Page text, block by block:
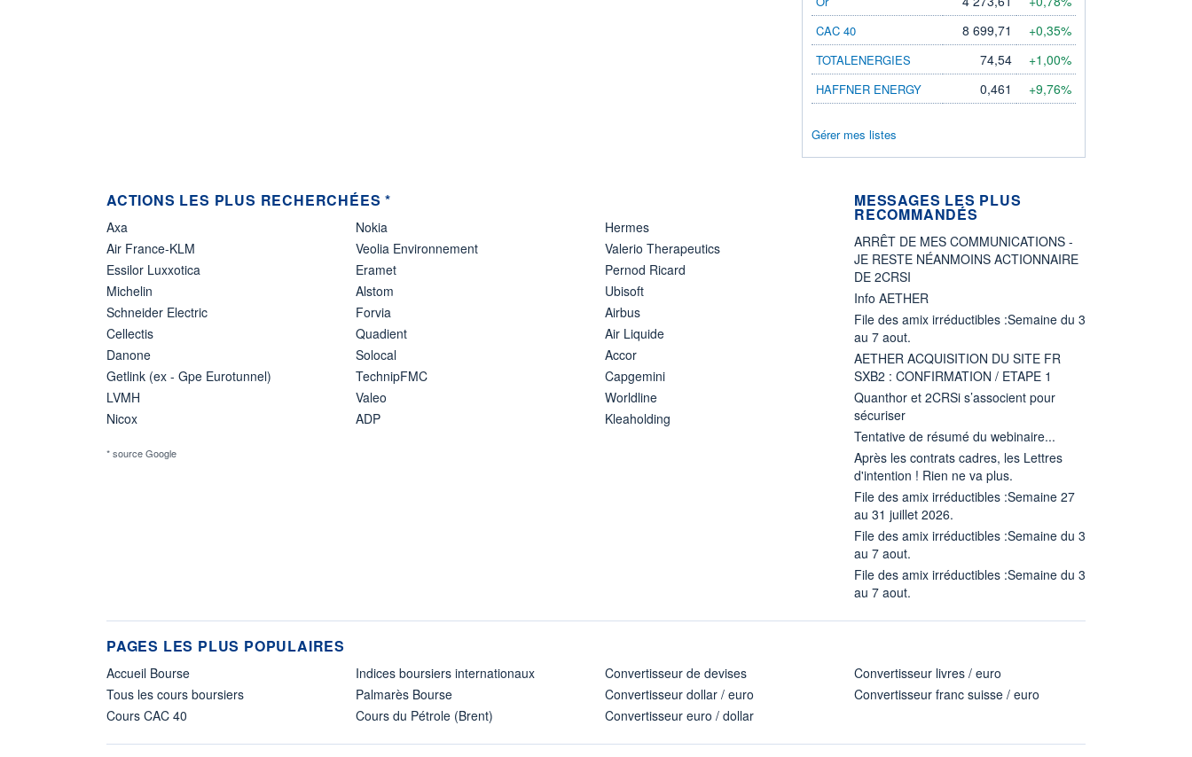
CAC 40 8 699,71 +0,35%
TOTALENERGIES 74,54 +1,00%
HAFFNER ENERGY 0,461 +9,76%
Gérer mes listes
ACTIONS LES PLUS RECHERCHÉES *
Axa
Air France-KLM
Essilor Luxxotica
Michelin
Schneider Electric
Cellectis
Danone
Getlink (ex - Gpe Eurotunnel)
LVMH
Nicox
Nokia
Veolia Environnement
Eramet
Alstom
Forvia
Quadient
Solocal
TechnipFMC
Valeo
ADP
Hermes
Valerio Therapeutics
Pernod Ricard
Ubisoft
Airbus
Air Liquide
Accor
Capgemini
Worldline
Kleaholding
* source Google
MESSAGES LES PLUS
RECOMMANDÉS
ARRÊT DE MES COMMUNICATIONS -
JE RESTE NÉANMOINS ACTIONNAIRE
DE 2CRSI
Info AETHER
File des amix irréductibles :Semaine du 3
au 7 aout.
AETHER ACQUISITION DU SITE FR
SXB2 : CONFIRMATION / ETAPE 1
Quanthor et 2CRSi s’associent pour
sécuriser
Tentative de résumé du webinaire...
Après les contrats cadres, les Lettres
d'intention ! Rien ne va plus.
File des amix irréductibles :Semaine 27
au 31 juillet 2026.
File des amix irréductibles :Semaine du 3
au 7 aout.
File des amix irréductibles :Semaine du 3
au 7 aout.
PAGES LES PLUS POPULAIRES
Accueil Bourse
Tous les cours boursiers
Cours CAC 40
Indices boursiers internationaux
Palmarès Bourse
Cours du Pétrole (Brent)
Convertisseur de devises
Convertisseur dollar / euro
Convertisseur euro / dollar
Convertisseur livres / euro
Convertisseur franc suisse / euro